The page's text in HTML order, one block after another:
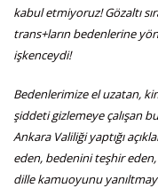
kabul etmiyoruz! Gözaltı
trans+ların bedenlerine
işkenceydi!
Bedenlerimize el uzatan,
şiddeti gizlemeye çalışan
Ankara Valiliği yaptığı
eden, bedenini teşhir
dille kamuoyunu